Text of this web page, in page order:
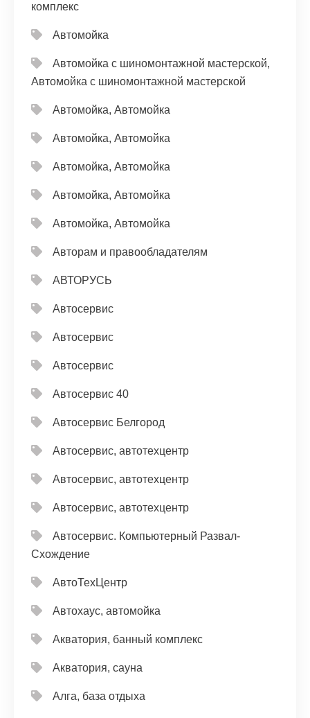
комплекс
Автомойка
Автомойка с шиномонтажной мастерской,
Автомойка с шиномонтажной мастерской
Автомойка, Автомойка
Автомойка, Автомойка
Автомойка, Автомойка
Автомойка, Автомойка
Автомойка, Автомойка
Авторам и правообладателям
АВТОРУСЬ
Автосервис
Автосервис
Автосервис
Автосервис 40
Автосервис Белгород
Автосервис, автотехцентр
Автосервис, автотехцентр
Автосервис, автотехцентр
Автосервис. Компьютерный Развал-
Схождение
АвтоТехЦентр
Автохаус, автомойка
Акватория, банный комплекс
Акватория, сауна
Алга, база отдыха